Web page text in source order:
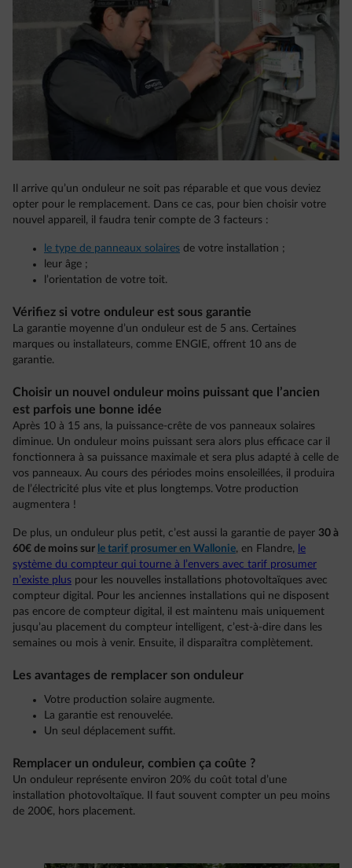
Il arrive qu’un onduleur ne soit pas réparable et que vous deviez
opter pour le remplacement. Dans ce cas, pour bien choisir votre
nouvel appareil, il faudra tenir compte de 3 facteurs :
le type de panneaux solaires de votre installation ;
leur âge ;
l’orientation de votre toit.
Vérifiez si votre onduleur est sous garantie
La garantie moyenne d’un onduleur est de 5 ans. Certaines
marques ou installateurs, comme ENGIE, offrent 10 ans de
garantie.
Choisir un nouvel onduleur moins puissant que l’ancien
est parfois une bonne idée
Après 10 à 15 ans, la puissance-crête de vos panneaux solaires
diminue. Un onduleur moins puissant sera alors plus efficace car il
fonctionnera à sa puissance maximale et sera plus adapté à celle de
vos panneaux. Au cours des périodes moins ensoleillées, il produira
de l’électricité plus vite et plus longtemps. Votre production
augmentera !
De plus, un onduleur plus petit, c’est aussi la garantie de payer 30 à
60€ de moins sur le tarif prosumer en Wallonie, en Flandre, le
système du compteur qui tourne à l’envers avec tarif prosumer
n’existe plus pour les nouvelles installations photovoltaïques avec
compteur digital. Pour les anciennes installations qui ne disposent
pas encore de compteur digital, il est maintenu mais uniquement
jusqu’au placement du compteur intelligent, c’est-à-dire dans les
semaines ou mois à venir. Ensuite, il disparaîtra complètement.
Les avantages de remplacer son onduleur
Votre production solaire augmente.
La garantie est renouvelée.
Un seul déplacement suffit.
Remplacer un onduleur, combien ça coûte ?
Un onduleur représente environ 20% du coût total d’une
installation photovoltaïque. Il faut souvent compter un peu moins
de 200€, hors placement.